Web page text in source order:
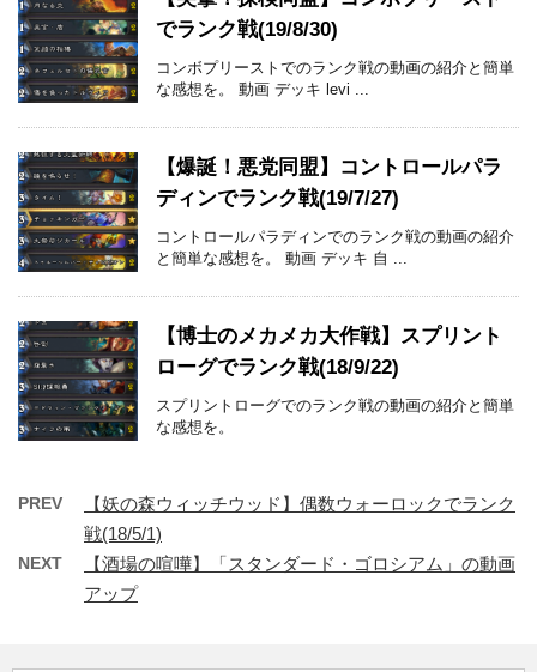
でランク戦(19/8/30)
コンボプリーストでのランク戦の動画の紹介と簡単
な感想を。 動画 デッキ levi ...
【爆誕！悪党同盟】コントロールパラ
ディンでランク戦(19/7/27)
コントロールパラディンでのランク戦の動画の紹介
と簡単な感想を。 動画 デッキ 自 ...
【博士のメカメカ大作戦】スプリント
ローグでランク戦(18/9/22)
スプリントローグでのランク戦の動画の紹介と簡単
な感想を。
PREV
【妖の森ウィッチウッド】偶数ウォーロックでランク
戦(18/5/1)
NEXT
【酒場の喧嘩】「スタンダード・ゴロシアム」の動画
アップ